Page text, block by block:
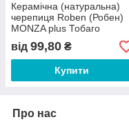
Керамічна (натуральна)
черепиця Roben (Робен)
MONZA plus Тобаго
(Коричнево-чорна) глазур
від 99,80 ₴
Купити
Про нас